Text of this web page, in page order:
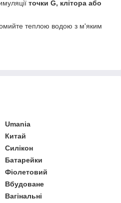
точки G, клітора або
теплою водою з м'яким
Umania
Китай
Силікон
Батарейки
Фіолетовий
Вбудоване
Вагінальні